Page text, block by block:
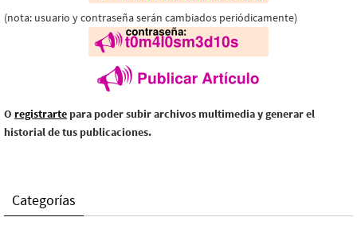
(nota: usuario y contraseña serán cambiados periódicamente)
O registrarte para poder subir archivos multimedia y generar el
historial de tus publicaciones.
Categorías